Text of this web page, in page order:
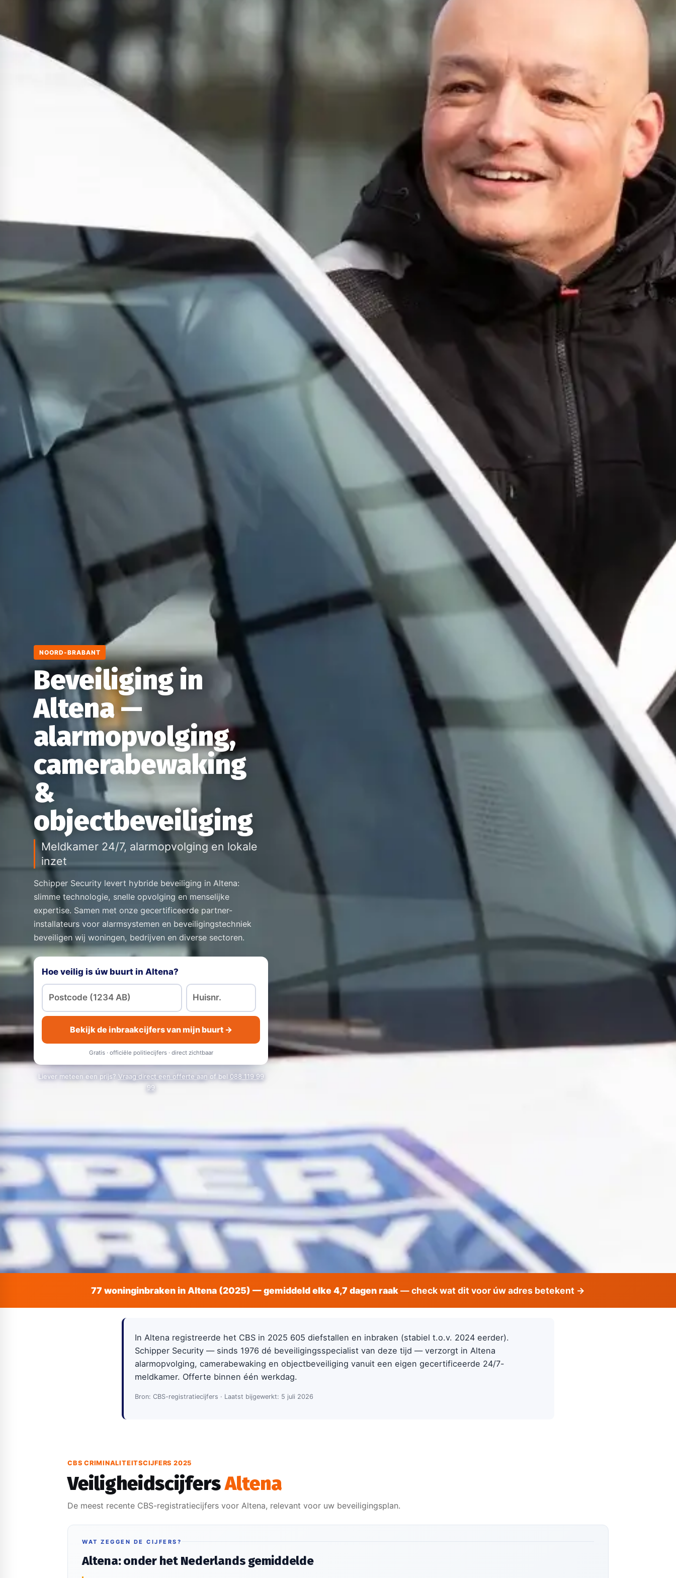
NOORD-BRABANT
Beveiliging in
Altena —
alarmopvolging,
camerabewaking
&
objectbeveiliging
Meldkamer 24/7, alarmopvolging en lokale
inzet
Schipper Security levert hybride beveiliging in Altena:
slimme technologie, snelle opvolging en menselijke
expertise. Samen met onze gecertificeerde partner-
installateurs voor alarmsystemen en beveiligingstechniek
beveiligen wij woningen, bedrijven en diverse sectoren.
Hoe veilig is úw buurt in Altena?
Bekijk de inbraakcijfers van mijn buurt →
Gratis · officiële politiecijfers · direct zichtbaar
Liever meteen een prijs? Vraag direct een offerte aan of bel 088 119 99
99
77 woninginbraken in Altena (2025) — gemiddeld elke 4,7 dagen raak— check wat dit voor úw adres betekent →
In Altena registreerde het CBS in 2025 605 diefstallen en inbraken (stabiel t.o.v. 2024 eerder).
Schipper Security — sinds 1976 dé beveiligingsspecialist van deze tijd — verzorgt in Altena
alarmopvolging, camerabewaking en objectbeveiliging vanuit een eigen gecertificeerde 24/7-
meldkamer. Offerte binnen één werkdag.
Bron: CBS-registratiecijfers · Laatst bijgewerkt: 5 juli 2026
CBS CRIMINALITEITSCIJFERS 2025
VeiligheidscijfersAltena
De meest recente CBS-registratiecijfers voor Altena, relevant voor uw beveiligingsplan.
WAT ZEGGEN DE CIJFERS?
Altena: onder het Nederlands gemiddelde